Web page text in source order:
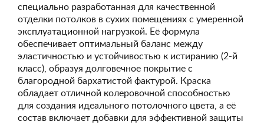
специально разработанная для качественной
отделки потолков в сухих помещениях с умеренной
эксплуатационной нагрузкой. Её формула
обеспечивает оптимальный баланс между
эластичностью и устойчивостью к истиранию (2-й
класс), образуя долговечное покрытие с
благородной бархатистой фактурой. Краска
обладает отличной колеровочной способностью
для создания идеального потолочного цвета, а её
состав включает добавки для эффективной защиты